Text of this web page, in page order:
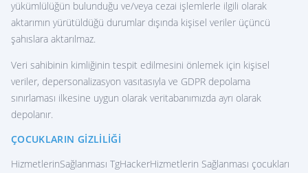
yükümlülüğün bulunduğu ve/veya cezai işlemlerle ilgili olarak
aktarımın yürütüldüğü durumlar dışında kişisel veriler üçüncü
şahıslara aktarılmaz.
Veri sahibinin kimliğinin tespit edilmesini önlemek için kişisel
veriler, depersonalizasyon vasıtasıyla ve GDPR depolama
sınırlaması ilkesine uygun olarak veritabanımızda ayrı olarak
depolanır.
ÇOCUKLARIN GIZLILIĞI
HizmetlerinSağlanması TgHackerHizmetlerin Sağlanması çocukları